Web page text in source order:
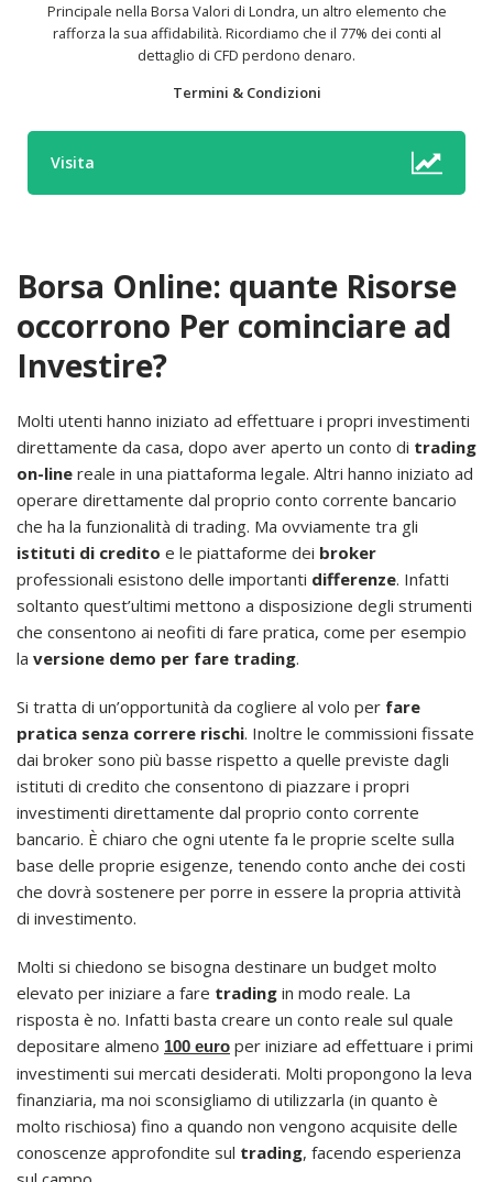
Principale nella Borsa Valori di Londra, un altro elemento che
rafforza la sua affidabilità. Ricordiamo che il 77% dei conti al
dettaglio di CFD perdono denaro.
Termini & Condizioni
Visita
Borsa Online: quante Risorse
occorrono Per cominciare ad
Investire?
Molti utenti hanno iniziato ad effettuare i propri investimenti
direttamente da casa, dopo aver aperto un conto di trading
on-line reale in una piattaforma legale. Altri hanno iniziato ad
operare direttamente dal proprio conto corrente bancario
che ha la funzionalità di trading. Ma ovviamente tra gli
istituti di credito e le piattaforme dei broker
professionali esistono delle importanti differenze. Infatti
soltanto quest’ultimi mettono a disposizione degli strumenti
che consentono ai neofiti di fare pratica, come per esempio
la versione demo per fare trading.
Si tratta di un’opportunità da cogliere al volo per fare
pratica senza correre rischi. Inoltre le commissioni fissate
dai broker sono più basse rispetto a quelle previste dagli
istituti di credito che consentono di piazzare i propri
investimenti direttamente dal proprio conto corrente
bancario. È chiaro che ogni utente fa le proprie scelte sulla
base delle proprie esigenze, tenendo conto anche dei costi
che dovrà sostenere per porre in essere la propria attività
di investimento.
Molti si chiedono se bisogna destinare un budget molto
elevato per iniziare a fare trading in modo reale. La
risposta è no. Infatti basta creare un conto reale sul quale
depositare almeno 100 euro per iniziare ad effettuare i primi
investimenti sui mercati desiderati. Molti propongono la leva
finanziaria, ma noi sconsigliamo di utilizzarla (in quanto è
molto rischiosa) fino a quando non vengono acquisite delle
conoscenze approfondite sul trading, facendo esperienza